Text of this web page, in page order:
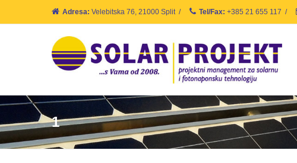
Adresa: Velebitska 76, 21000 Split / Tel/Fax: +385 21 655 117 /
1